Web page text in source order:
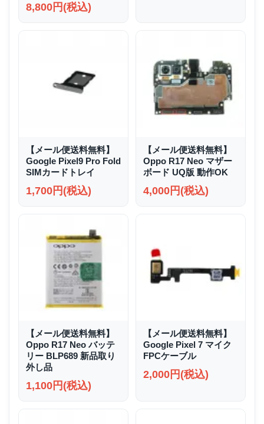
8,800円(税込)
【メール便送料無料】
Google Pixel9 Pro Fold
SIMカードトレイ
1,700円(税込)
【メール便送料無料】
Oppo R17 Neo マザー
ボード UQ版 動作OK
4,000円(税込)
【メール便送料無料】
Oppo R17 Neo バッテ
リー BLP689 新品取り
外し品
1,100円(税込)
【メール便送料無料】
Google Pixel 7 マイク
FPCケーブル
2,000円(税込)